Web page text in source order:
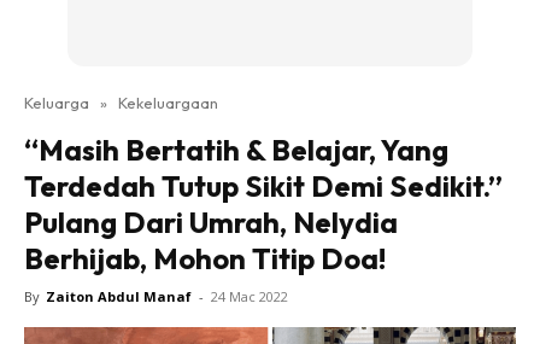
Keluarga » Kekeluargaan
“Masih Bertatih & Belajar, Yang
Terdedah Tutup Sikit Demi Sedikit.”
Pulang Dari Umrah, Nelydia
Berhijab, Mohon Titip Doa!
By Zaiton Abdul Manaf - 24 Mac 2022